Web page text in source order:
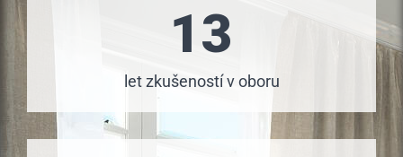
13
let zkušeností v oboru